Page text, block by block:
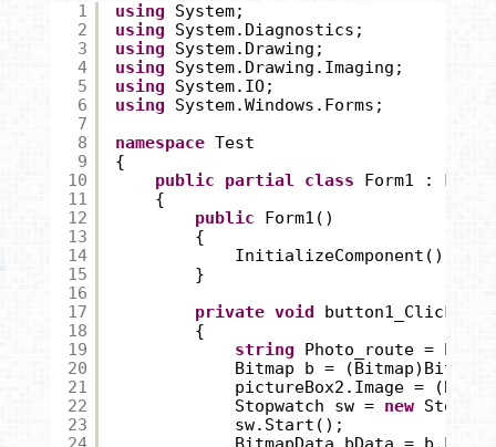
1
2
3
4
5
6
7
8
9
10
11
12
13
14
15
16
17
18
19
20
21
22
23
using
System;
using
System.Diagnostics;
using
System.Drawing;
using
System.Drawing.Imaging;
using
System.IO;
using
System.Windows.Forms;
namespace Test
{
public
partial class
Form1 : Form
{
public
Form1()
{
InitializeComponent();
}
private void button1_Click(
{
string
Photo_route =
Bitmap b =
pictureBox2.Image =
Stopwatch sw = new
sw.Start();